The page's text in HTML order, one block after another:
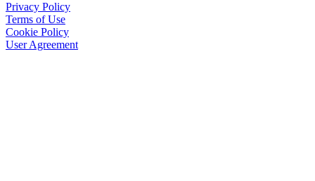
Privacy Policy
Terms of Use
Cookie Policy
User Agreement